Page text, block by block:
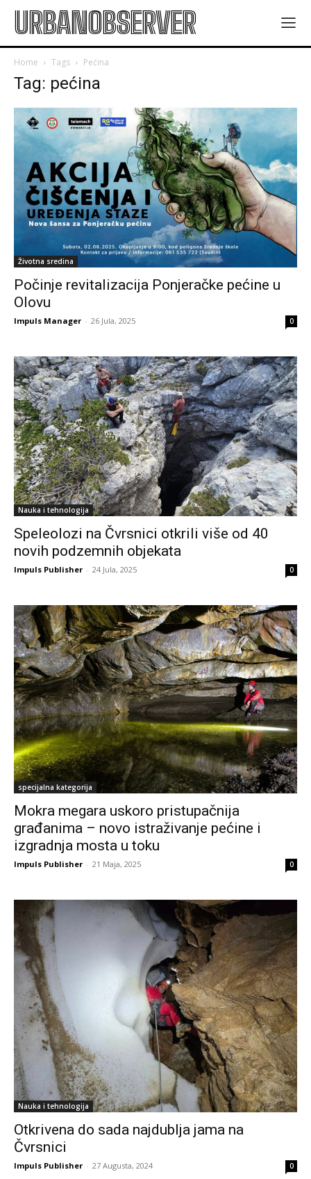
URBANOBSERVER
Home Tags Pećina
Tag: pećina
Životna sredina
Počinje revitalizacija Ponjeračke pećine u
Olovu
Impuls Manager - 26 Jula, 2025 0
Nauka i tehnologija
Speleolozi na Čvrsnici otkrili više od 40
novih podzemnih objekata
Impuls Publisher - 24 Jula, 2025 0
specijalna kategorija
Mokra megara uskoro pristupačnija
građanima – novo istraživanje pećine i
izgradnja mosta u toku
Impuls Publisher - 21 Maja, 2025 0
Nauka i tehnologija
Otkrivena do sada najdublja jama na
Čvrsnici
Impuls Publisher - 27 Augusta, 2024 0